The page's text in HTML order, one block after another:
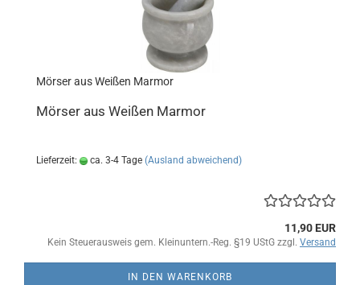
Mörser aus Weißen Marmor
Mörser aus Weißen Marmor
Lieferzeit: ca. 3-4 Tage (Ausland abweichend)
11,90 EUR
Kein Steuerausweis gem. Kleinuntern.-Reg. §19 UStG zzgl. Versand
IN DEN WARENKORB